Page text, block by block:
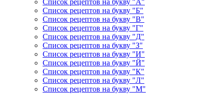
Список рецептов на букву "А"
Список рецептов на букву "Б"
Список рецептов на букву "В"
Список рецептов на букву "Г"
Список рецептов на букву "Д"
Список рецептов на букву "З"
Список рецептов на букву "И"
Список рецептов на букву "Й"
Список рецептов на букву "К"
Список рецептов на букву "Л"
Список рецептов на букву "М"